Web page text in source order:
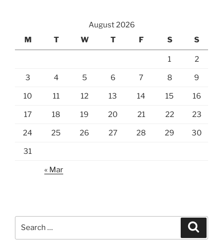
August 2026
M
T W T F S S
1 2
3 4 5 6 7 8 9
10 11 12 13 14 15 16
17 18 19 20 21 22 23
24 25 26 27 28 29 30
31
« Mar